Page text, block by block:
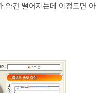
약간 떨어지는데 이정도면 아